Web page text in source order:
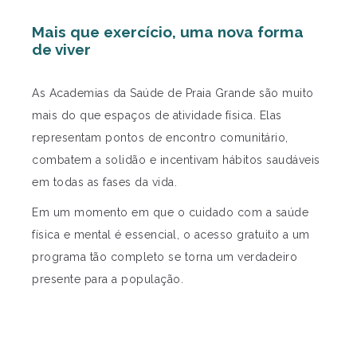
Mais que exercício, uma nova forma
de viver
As Academias da Saúde de Praia Grande são muito
mais do que espaços de atividade física. Elas
representam pontos de encontro comunitário,
combatem a solidão e incentivam hábitos saudáveis
em todas as fases da vida.
Em um momento em que o cuidado com a saúde
física e mental é essencial, o acesso gratuito a um
programa tão completo se torna um verdadeiro
presente para a população.